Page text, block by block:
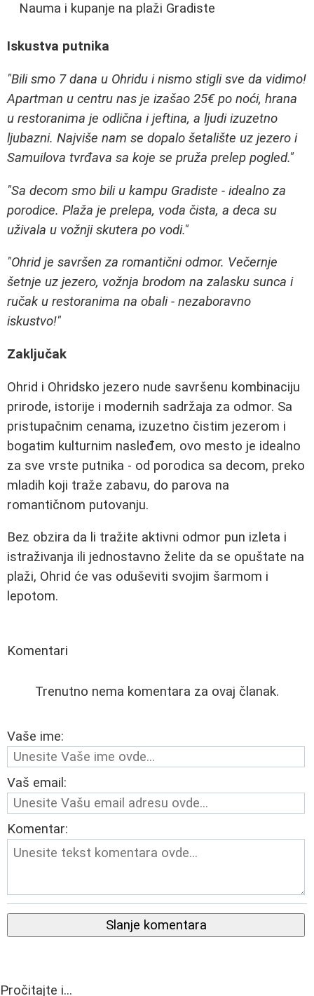
Nauma i kupanje na plaži Gradiste
Iskustva putnika
"Bili smo 7 dana u Ohridu i nismo stigli sve da vidimo!
Apartman u centru nas je izašao 25€ po noći, hrana
u restoranima je odlična i jeftina, a ljudi izuzetno
ljubazni. Najviše nam se dopalo šetalište uz jezero i
Samuilova tvrđava sa koje se pruža prelep pogled."
"Sa decom smo bili u kampu Gradiste - idealno za
porodice. Plaža je prelepa, voda čista, a deca su
uživala u vožnji skutera po vodi."
"Ohrid je savršen za romantični odmor. Večernje
šetnje uz jezero, vožnja brodom na zalasku sunca i
ručak u restoranima na obali - nezaboravno
iskustvo!"
Zaključak
Ohrid i Ohridsko jezero nude savršenu kombinaciju
prirode, istorije i modernih sadržaja za odmor. Sa
pristupačnim cenama, izuzetno čistim jezerom i
bogatim kulturnim nasleđem, ovo mesto je idealno
za sve vrste putnika - od porodica sa decom, preko
mladih koji traže zabavu, do parova na
romantičnom putovanju.
Bez obzira da li tražite aktivni odmor pun izleta i
istraživanja ili jednostavno želite da se opuštate na
plaži, Ohrid će vas oduševiti svojim šarmom i
lepotom.
Komentari
Trenutno nema komentara za ovaj članak.
Vaše ime:
Vaš email:
Komentar:
Slanje komentara
Pročitajte i...